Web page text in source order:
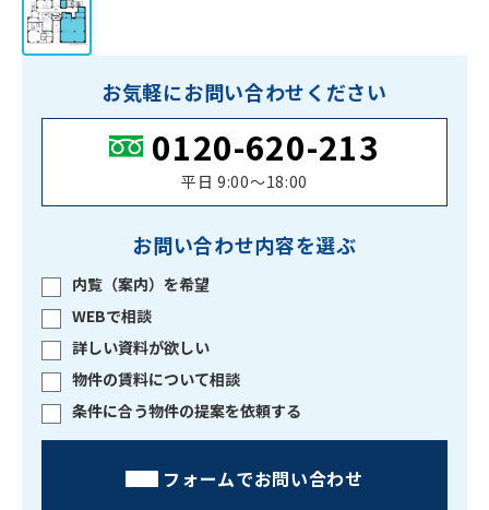
お気軽にお問い合わせください
0120-620-213
平日 9:00〜18:00
お問い合わせ内容を選ぶ
内覧（案内）を希望
WEBで相談
詳しい資料が欲しい
物件の賃料について相談
条件に合う物件の提案を依頼する
フォームでお問い合わせ